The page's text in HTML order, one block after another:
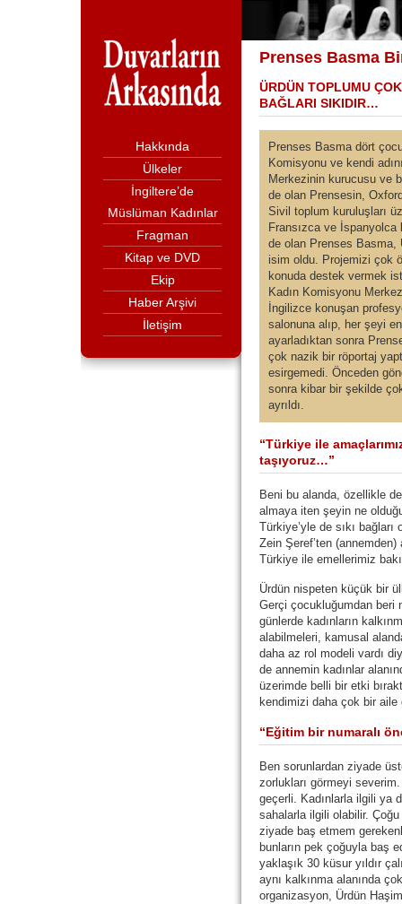
Hakkında
Ülkeler
İngiltere’de
Müslüman Kadınlar
Fragman
Kitap ve DVD
Ekip
Haber Arşivi
İletişim
Prenses Basma
ÜRDÜN TOPLUMU
BAĞLARI SIKIDIR…
Prenses Basma dört
Komisyonu ve kendi
Merkezinin kurucusu ve
de olan Prensesin,
Sivil toplum kuruluşları
Fransızca ve
de olan Prenses Basma,
isim oldu. Projemizi çok
konuda destek vermek
Kadın Komisyonu
İngilizce konuşan
salonuna alıp, her şeyi
ayarladıktan sonra
çok nazik bir röportaj
esirgemedi. Önceden
sonra kibar bir şekilde
ayrıldı.
“Türkiye ile
taşıyoruz…”
Beni bu alanda, özellikle
almaya iten şeyin ne
Türkiye’yle de sıkı
Zein Şeref’ten (annemden)
Türkiye ile emellerimiz
Ürdün nispeten küçük bir
Gerçi çocukluğumdan beri
günlerde kadınların
alabilmeleri, kamusal
daha az rol modeli vardı
de annemin kadınlar
üzerimde belli bir etki
kendimizi daha çok bir
“Eğitim bir numaralı
Ben sorunlardan ziyade
zorlukları görmeyi
geçerli. Kadınlarla ilgili ya
sahalarla ilgili olabilir.
ziyade baş etmem
bunların pek çoğuyla baş
yaklaşık 30 küsur yıldır
aynı kalkınma alanında
organizasyon, Ürdün